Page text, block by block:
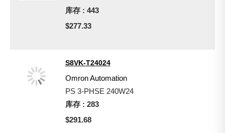
库存 : 443
$277.33
S8VK-T24024
Omron Automation
PS 3-PHSE 240W24
库存 : 283
$291.68